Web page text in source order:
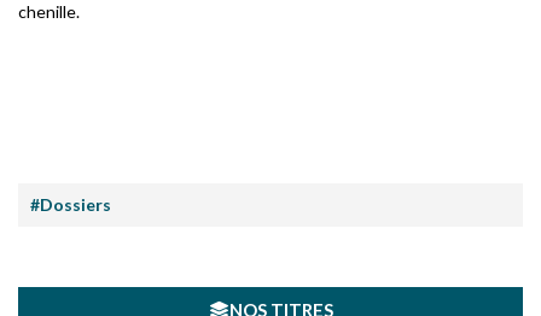
chenille.
#Dossiers
NOS TITRES